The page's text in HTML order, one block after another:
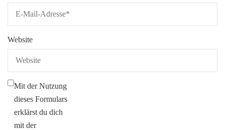
Website
Mit der Nutzung
dieses Formulars
erklärst du dich
mit der